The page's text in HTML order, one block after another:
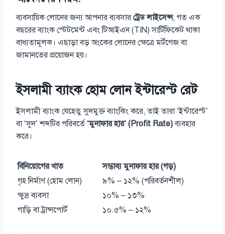
ব্যবসায়িক লোনের জন্য আপনার ব্যবসার ট্রেড লাইসেন্স, গত এক
বছরের ব্যাংক স্টেটমেন্ট এবং টিআইএন (TIN) সার্টিফিকেট থাকা
বাধ্যতামূলক। এছাড়া বড় অংকের লোনের ক্ষেত্রে মর্টগেজ বা
জামানতের প্রয়োজন হয়।
ইসলামী ব্যাংক হোম লোন ইন্টারেস্ট রেট
ইসলামী ব্যাংক যেহেতু সুদমুক্ত ব্যাংকিং করে, তাই তারা ‘ইন্টারেস্ট’
বা ‘সুদ’ শব্দটির পরিবর্তে ‘মুনাফার হার’ (Profit Rate)ব্যবহার
করে।
বিনিয়োগের খাত
সম্ভাব্য মুনাফার হার (গড়)
গৃহ নির্মাণ (হোম লোন)
৯% – ১২% (পরিবর্তনশীল)
ক্ষুদ্র ব্যবসা
১০% – ১৩%
গাড়ি বা ট্রান্সপোর্ট
১০.৫% – ১২%